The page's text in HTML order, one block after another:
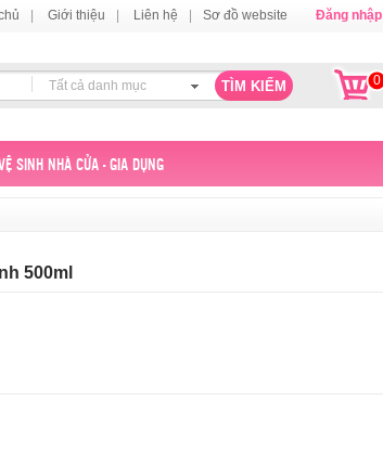
Giới thiệu Liên hệ Sơ đồ website Đăng nhập
Tất cả danh mục 0
SINH NHÀ CỬA - GIA DỤNG
500ml